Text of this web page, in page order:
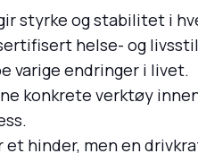
styrke og stabilitet i
helse- og
varige endringer i livet.
konkrete verktøy
et hinder, men en